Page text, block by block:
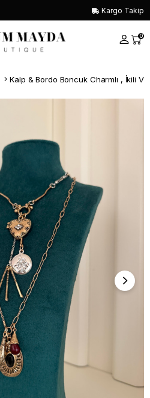
Kargo Takip
0
Kalp & Bordo Boncuk Charmlı , İkili